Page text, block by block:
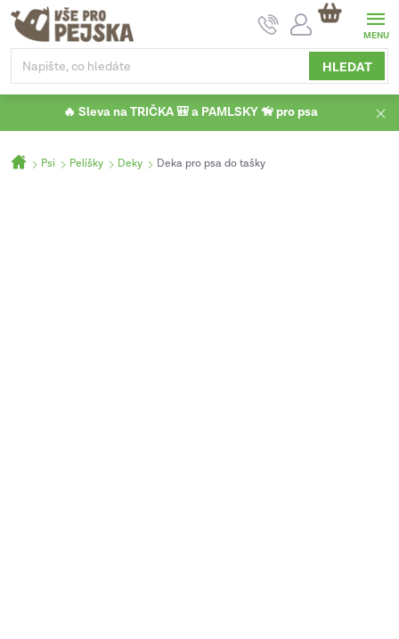
Přejít
obsah
HLEDAT
NÁKUPNÍ
KOŠÍK
🔥 Sleva na TRIČKA 🎒 a PAMLSKY 🦮 pro psa
Domů
Psi Pelíšky Deky Deka pro psa do tašky